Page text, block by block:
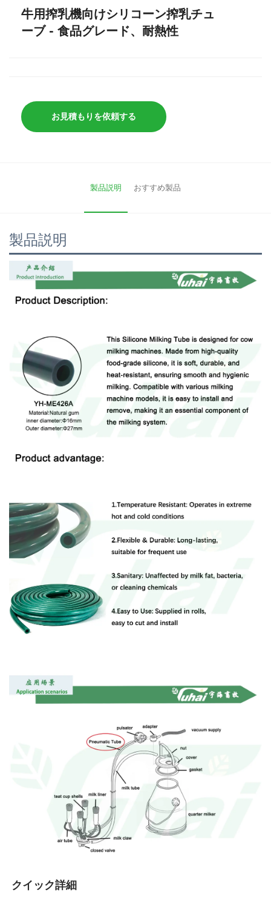
牛用搾乳機向けシリコーン搾乳チュ
ーブ - 食品グレード、耐熱性
お見積もりを依頼する
製品説明 おすすめ製品
製品説明
クイック詳細